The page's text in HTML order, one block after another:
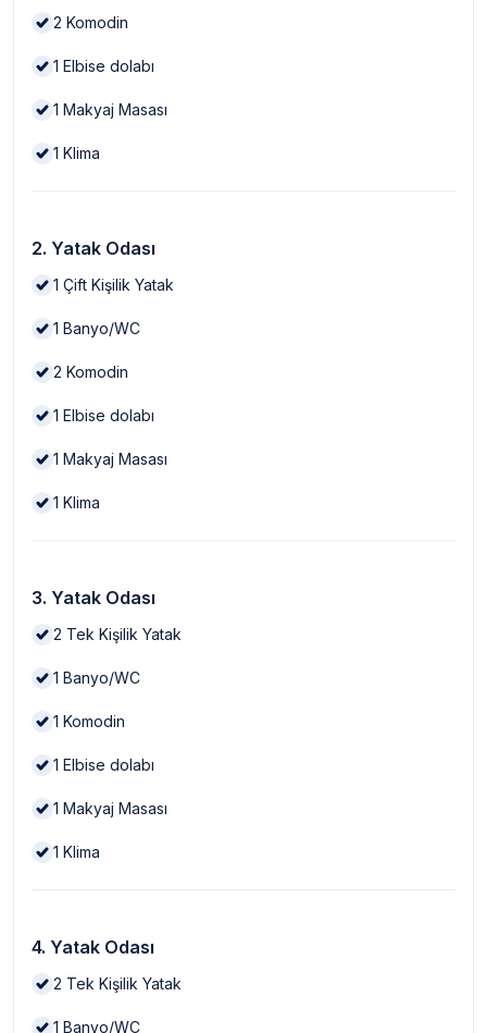
2 Komodin
1 Elbise dolabı
1 Makyaj Masası
1 Klima
2. Yatak Odası
1 Çift Kişilik Yatak
1 Banyo/WC
2 Komodin
1 Elbise dolabı
1 Makyaj Masası
1 Klima
3. Yatak Odası
2 Tek Kişilik Yatak
1 Banyo/WC
1 Komodin
1 Elbise dolabı
1 Makyaj Masası
1 Klima
4. Yatak Odası
2 Tek Kişilik Yatak
1 Banyo/WC